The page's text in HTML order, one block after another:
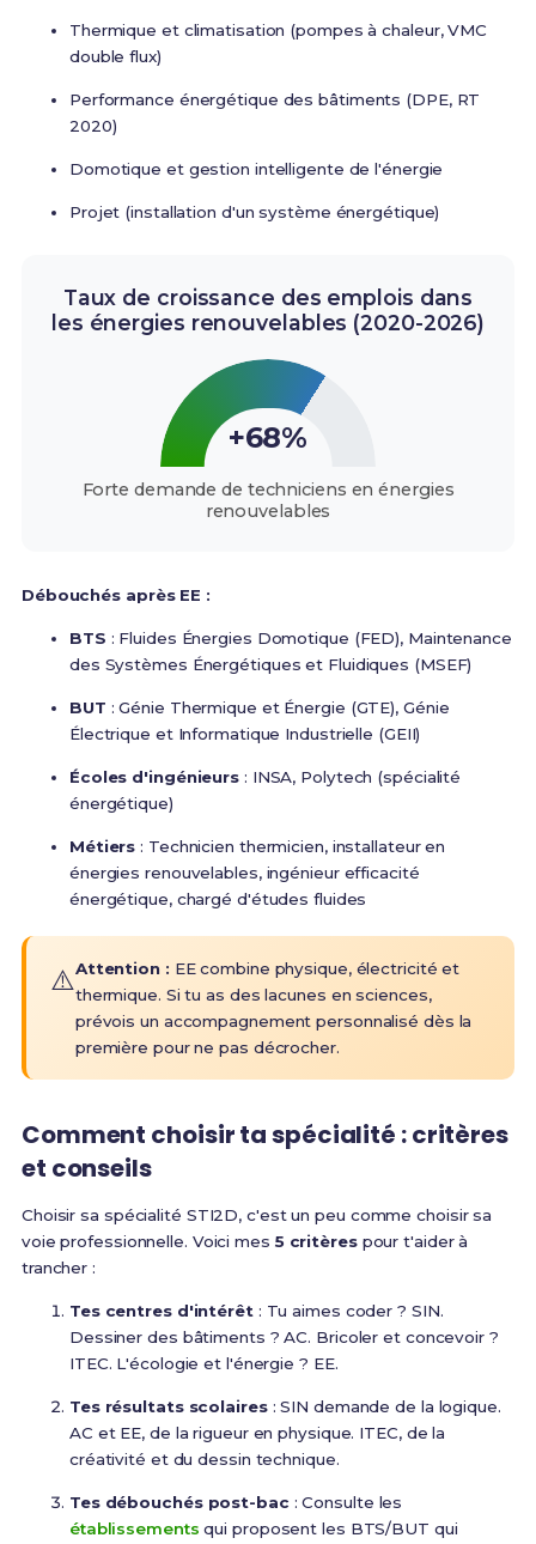
Thermique et climatisation (pompes à chaleur, VMC
double flux)
Performance énergétique des bâtiments (DPE, RT
2020)
Domotique et gestion intelligente de l'énergie
Projet (installation d'un système énergétique)
Taux de croissance des emplois dans
les énergies renouvelables (2020-2026)
+68%
Forte demande de techniciens en énergies
renouvelables
Débouchés après EE :
BTS : Fluides Énergies Domotique (FED), Maintenance
des Systèmes Énergétiques et Fluidiques (MSEF)
BUT : Génie Thermique et Énergie (GTE), Génie
Électrique et Informatique Industrielle (GEII)
Écoles d'ingénieurs : INSA, Polytech (spécialité
énergétique)
Métiers : Technicien thermicien, installateur en
énergies renouvelables, ingénieur efficacité
énergétique, chargé d'études fluides
⚠️Attention : EE combine physique, électricité et
thermique. Si tu as des lacunes en sciences,
prévois un accompagnement personnalisé dès la
première pour ne pas décrocher.
Comment choisir ta spécialité : critères
et conseils
Choisir sa spécialité STI2D, c'est un peu comme choisir sa
voie professionnelle. Voici mes 5 critèrespour t'aider à
trancher :
Tes centres d'intérêt: Tu aimes coder ? SIN.
Dessiner des bâtiments ? AC. Bricoler et concevoir ?
ITEC. L'écologie et l'énergie ? EE.
Tes résultats scolaires: SIN demande de la logique.
AC et EE, de la rigueur en physique. ITEC, de la
créativité et du dessin technique.
Tes débouchés post-bac : Consulte les
établissements qui proposent les BTS/BUT qui